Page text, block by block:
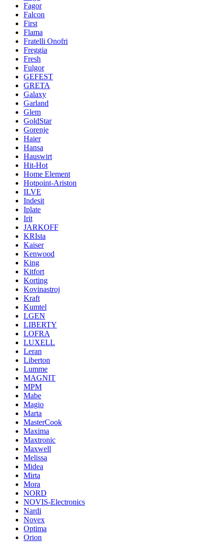
Fagor
Falcon
First
Flama
Fratelli Onofri
Freggia
Fresh
Fulgor
GEFEST
GRETA
Galaxy
Garland
Glem
GoldStar
Gorenje
Haier
Hansa
Hauswirt
Hit-Hot
Home Element
Hotpoint-Ariston
ILVE
Indesit
Iplate
Irit
JARKOFF
KRIsta
Kaiser
Kenwood
King
Kitfort
Korting
Kovinastroj
Kraft
Kumtel
LGEN
LIBERTY
LOFRA
LUXELL
Leran
Liberton
Lumme
MAGNIT
MPM
Mabe
Magio
Marta
MasterCook
Maxima
Maxtronic
Maxwell
Melissa
Midea
Mirta
Mora
NORD
NOVIS-Electronics
Nardi
Novex
Optima
Orion